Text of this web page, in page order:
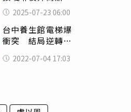
樓 行李箱一推消
失3天
2025-07-23 06:00
台中養生館電梯爆
衝突 結局逆轉⋯
趴 2022-07-04 17:03